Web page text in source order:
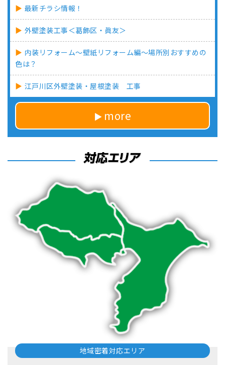
最新チラシ情報！
外壁塗装工事＜葛飾区・眞友＞
内装リフォーム～壁紙リフォーム編～場所別おすすめの
色は？
江戸川区外壁塗装・屋根塗装 工事
more
地域密着対応エリア